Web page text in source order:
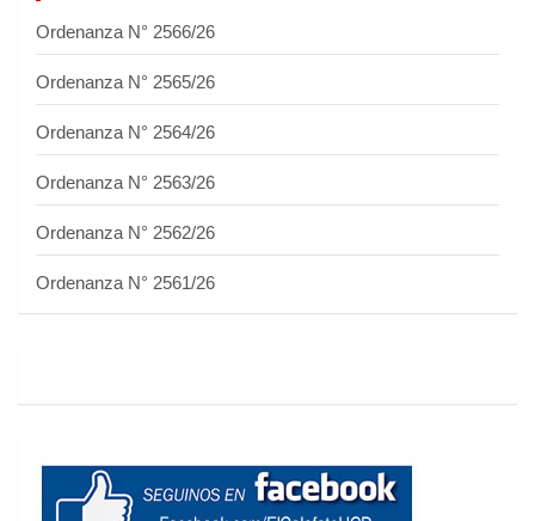
Ordenanza N° 2566/26
Ordenanza N° 2565/26
Ordenanza N° 2564/26
Ordenanza N° 2563/26
Ordenanza N° 2562/26
Ordenanza N° 2561/26